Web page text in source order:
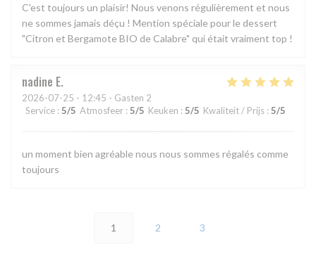
C'est toujours un plaisir! Nous venons régulièrement et nous
ne sommes jamais déçu ! Mention spéciale pour le dessert
"Citron et Bergamote BIO de Calabre" qui était vraiment top !
nadine E
2026-07-25 - 12:45 - Gasten 2
Service : 5/5 Atmosfeer : 5/5 Keuken : 5/5 Kwaliteit / Prijs : 5/5
un moment bien agréable nous nous sommes régalés comme
toujours
1 2 3